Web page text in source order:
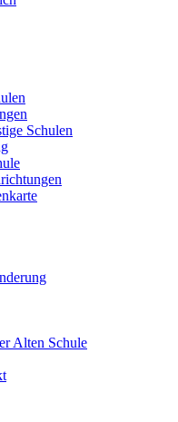
Schulen
Alten Schule